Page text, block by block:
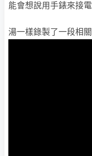
能會想說用手錶來接
湯一樣錄製了一段相